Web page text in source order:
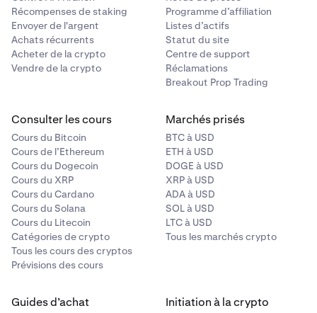
Dimensions de l'image
350 x 350px
Types de fichiers
.jpeg
.jpg
.png
.pdf
.csv
.docx
.xls
Récompenses de staking
Envoyer de l'argent
Achats récurrents
Acheter de la crypto
Vendre de la crypto
Programme d’affiliation
Listes d’actifs
Statut du site
Centre de support
Réclamations
Breakout Prop Trading
Consulter les cours
Cours du Bitcoin
Cours de l’Ethereum
Cours du Dogecoin
Cours du XRP
Cours du Cardano
Cours du Solana
Cours du Litecoin
Catégories de crypto
Tous les cours des cryptos
Prévisions des cours
Marchés prisés
BTC à USD
ETH à USD
DOGE à USD
XRP à USD
ADA à USD
SOL à USD
LTC à USD
Tous les marchés crypto
Guides d’achat Initiation à la crypto